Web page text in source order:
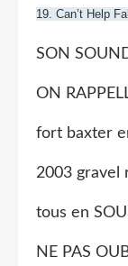
19. Can’t Help
SON
ON
fort baxter
2003 gravel
tous en
NE PAS